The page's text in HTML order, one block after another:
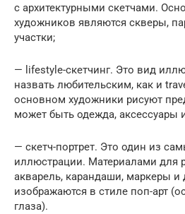
с архитектурными скетчами.
художников являются скверы,
участки;
— lifestyle-скетчинг. Это вид
назвать любительским, как и
основном художники рисуют
может быть одежда, аксессуары
— скетч-портрет. Это один из
иллюстрации. Материалами для
акварель, карандаши, маркеры и
изображаются в стиле поп-арт
глаза).